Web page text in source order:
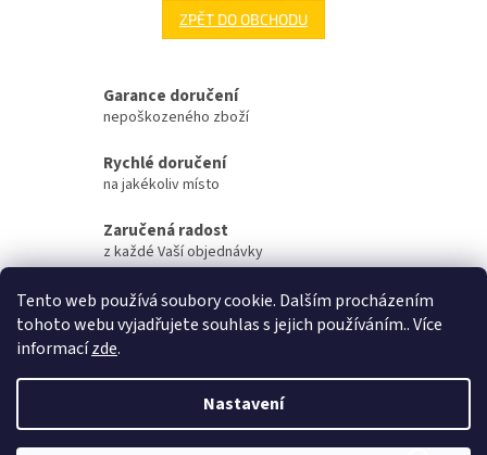
Tento web používá soubory cookie. Dalším procházením
tohoto webu vyjadřujete souhlas s jejich používáním.. Více
informacízde.
Nastavení
ZPĚT DO OBCHODU
Garance doručení
nepoškozeného zboží
Rychlé doručení
na jakékoliv místo
Zaručená radost
z každé Vaší objednávky
Zaručené otevření
Vaší objednávky na streamu
Vytvořil Shoptet